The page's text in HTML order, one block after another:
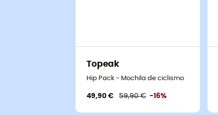
Topeak
Hip Pack - Mochila de ciclismo
49,90 € 59,90 € -16%